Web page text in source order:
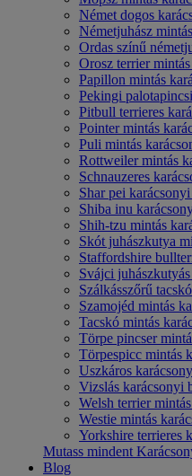
Német dogos
Németjuhász
Ordas színű
Orosz terrier
Papillon mintás
Pekingi
Pitbull terrieres
Pointer mintás
Puli mintás
Rottweiler mintás
Schnauzeres
Shar pei
Shiba inu
Shih-tzu mintás
Skót juhászkutya
Staffordshire
Svájci
Szálkásszőrű
Szamojéd mintás
Tacskó mintás
Törpe pincser
Törpespicc mintás
Uszkáros
Vizslás karácsonyi
Welsh terrier
Westie mintás
Yorkshire terrieres
Mutass mindent
Blog